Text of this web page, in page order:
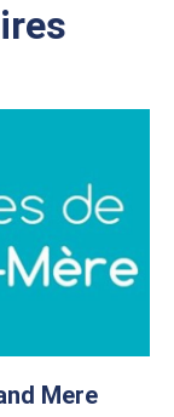
Mere